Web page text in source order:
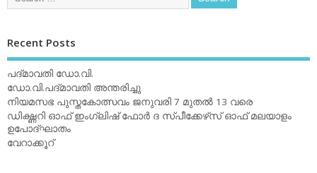
Recent Posts
പദ്മാവതി ഡോ.വി.
ഡോ.വി.പദ്മാവതി അന്തരിച്ചു
നിയമസഭ പുസ്തകോത്സവം ജനുവരി 7 മുതല്‍ 13 വരെ
ഡിക്ഷ്ണറി ഓഫ് ഇംഗ്ലിഷ് ഫോര്‍ ദ സ്പീക്കേഴ്‌സ് ഓഫ് മലയാളം
ഉപോദ്ഘാതം
വേറാക്കൂറ്